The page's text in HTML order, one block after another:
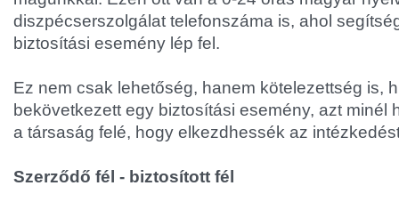
diszpécserszolgálat telefonszáma is, ahol
biztosítási esemény lép fel.
Ez nem csak lehetőség, hanem kötelezettség is,
bekövetkezett egy biztosítási esemény, azt minél
a társaság felé, hogy elkezdhessék az
Szerződő fél - biztosított fél